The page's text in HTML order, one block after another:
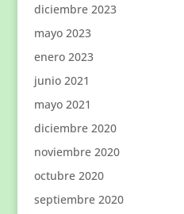
diciembre 2023
mayo 2023
enero 2023
junio 2021
mayo 2021
diciembre 2020
noviembre 2020
octubre 2020
septiembre 2020